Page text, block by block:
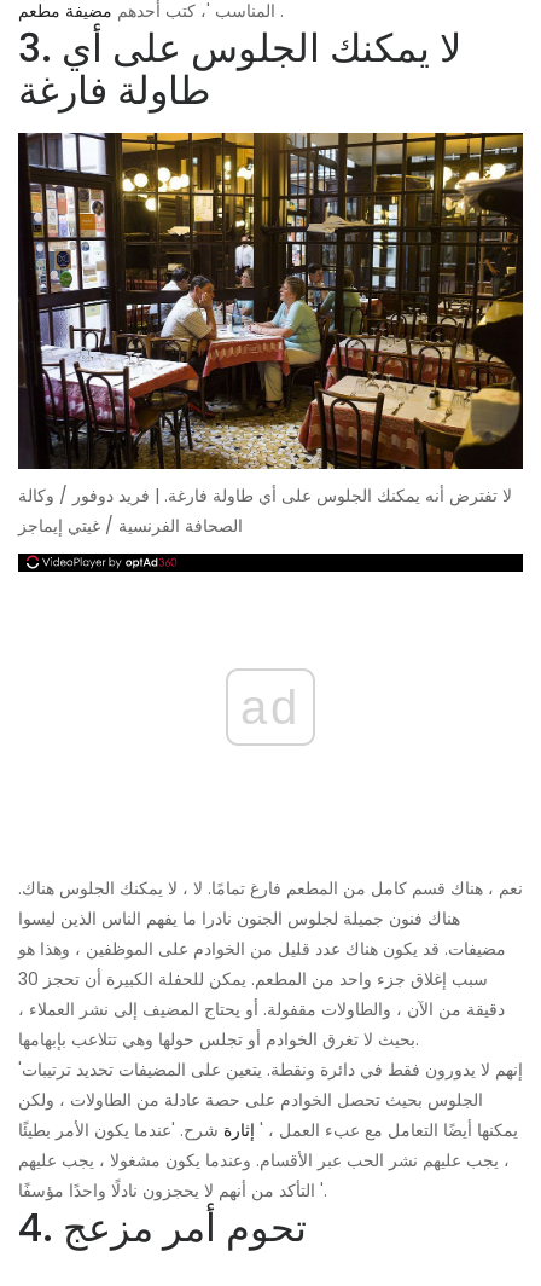
المناسب '، كتب أحدهم مضيفة مطعم .
3. لا يمكنك الجلوس على أي
طاولة فارغة
لا تفترض أنه يمكنك الجلوس على أي طاولة فارغة. | فريد دوفور / وكالة
الصحافة الفرنسية / غيتي إيماجز
ad
نعم ، هناك قسم كامل من المطعم فارغ تمامًا. لا ، لا يمكنك الجلوس هناك.
هناك فنون جميلة لجلوس الجنون نادرا ما يفهم الناس الذين ليسوا
مضيفات. قد يكون هناك عدد قليل من الخوادم على الموظفين ، وهذا هو
سبب إغلاق جزء واحد من المطعم. يمكن للحفلة الكبيرة أن تحجز 30
دقيقة من الآن ، والطاولات مقفولة. أو يحتاج المضيف إلى نشر العملاء ،
بحيث لا تغرق الخوادم أو تجلس حولها وهي تتلاعب بإبهامها.
'إنهم لا يدورون فقط في دائرة ونقطة. يتعين على المضيفات تحديد ترتيبات
الجلوس بحيث تحصل الخوادم على حصة عادلة من الطاولات ، ولكن
يمكنها أيضًا التعامل مع عبء العمل ، ' إثارة شرح. 'عندما يكون الأمر بطيئًا
، يجب عليهم نشر الحب عبر الأقسام. وعندما يكون مشغولا ، يجب عليهم
التأكد من أنهم لا يحجزون نادلًا واحدًا مؤسفًا '.
4. تحوم أمر مزعج